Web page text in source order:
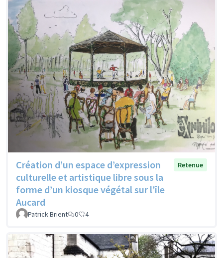
Création d’un espace d’expression
culturelle et artistique libre sous la
forme d’un kiosque végétal sur l’île
Aucard
Retenue
Patrick Brient 0 4